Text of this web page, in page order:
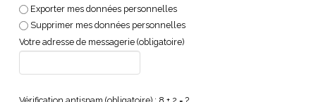
Exporter mes données personnelles
Supprimer mes données personnelles
Votre adresse de messagerie (obligatoire)